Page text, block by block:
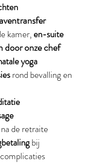
kamer,en-suite
door onze chef
yoga
rond bevalling en
na de retraite
bij